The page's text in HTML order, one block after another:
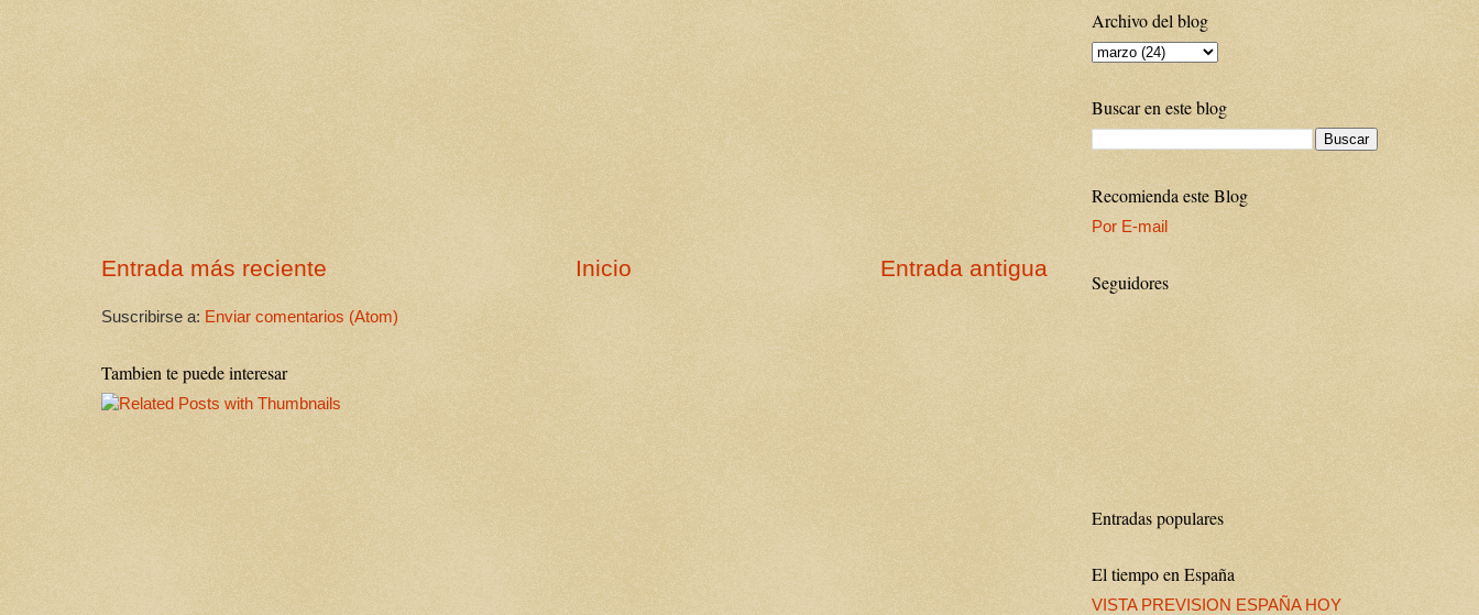
Entrada más reciente Entrada antigua
Inicio
Suscribirse a: Enviar comentarios (Atom)
Tambien te puede interesar
Archivo del blog
Buscar en este blog
Recomienda este Blog
Por E-mail
Seguidores
Entradas populares
El tiempo en España
VISTA PREVISION ESPAÑA HOY